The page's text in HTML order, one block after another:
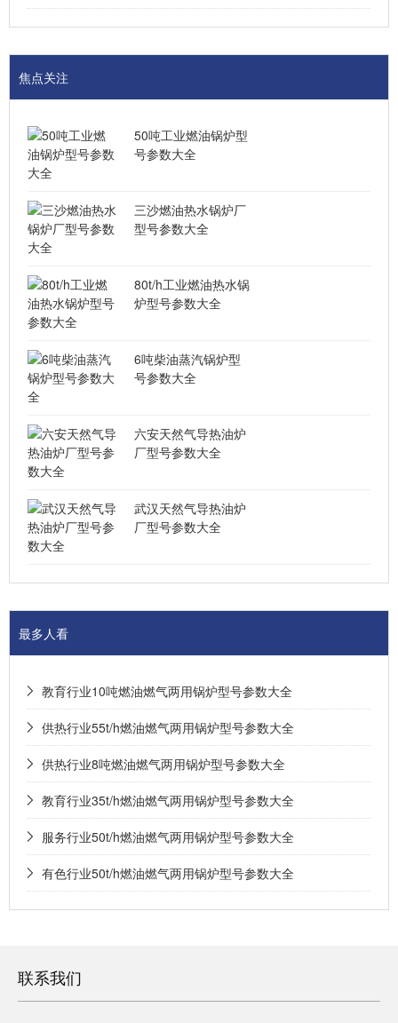
焦点关注
50吨工业燃油锅炉型
号参数大全
三沙燃油热水锅炉厂
型号参数大全
80t/h工业燃油热水锅
炉型号参数大全
6吨柴油蒸汽锅炉型
号参数大全
六安天然气导热油炉
厂型号参数大全
武汉天然气导热油炉
厂型号参数大全
最多人看
教育行业10吨燃油燃气两用锅炉型号参数大全
供热行业55t/h燃油燃气两用锅炉型号参数大全
供热行业8吨燃油燃气两用锅炉型号参数大全
教育行业35t/h燃油燃气两用锅炉型号参数大全
服务行业50t/h燃油燃气两用锅炉型号参数大全
有色行业50t/h燃油燃气两用锅炉型号参数大全
联系我们